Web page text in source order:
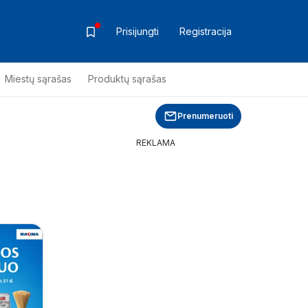
Prisijungti Registracija
Miestų sąrašas Produktų sąrašas
Prenumeruoti
REKLAMA